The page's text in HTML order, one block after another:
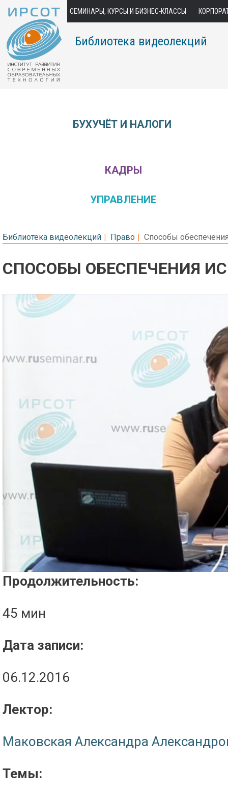
СЕМИНАРЫ, КУРСЫ И БИЗНЕС-КЛАССЫ
Библиотека видеолекций
БУХУЧЁТ И НАЛОГИ
КАДРЫ
УПРАВЛЕНИЕ
Библиотека видеолекций Право Способы
СПОСОБЫ ОБЕСПЕЧЕНИЯ
Предварительный просмотр.
Продолжительность:
45 мин
Дата записи:
06.12.2016
Лектор:
Маковская Александра
Темы: